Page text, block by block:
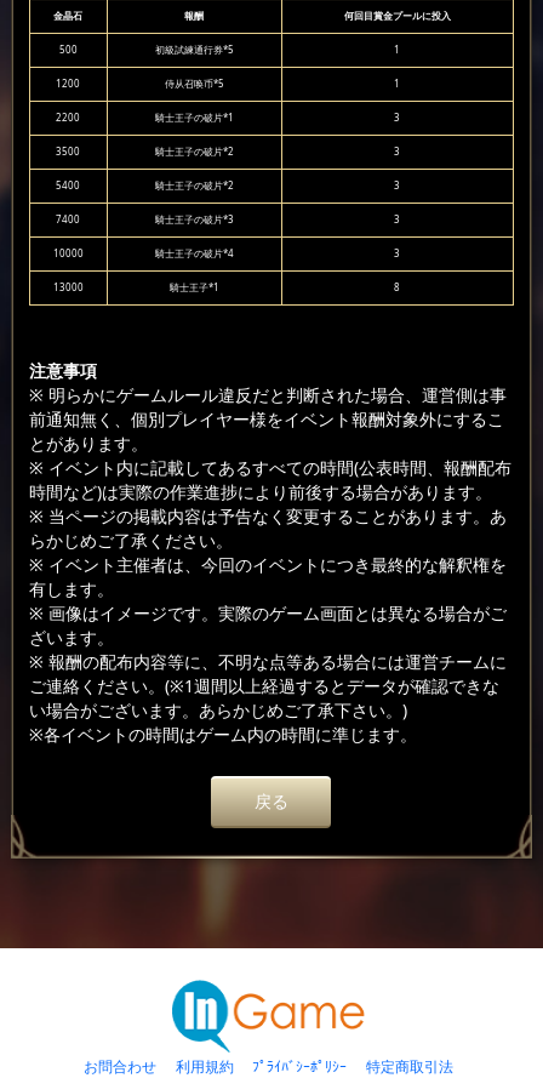
金晶石 報酬 何回目賞金プールに投入
500 初級試練通行券*5 1
1200 侍从召唤币*5 1
2200 騎士王子の破片*1 3
3500 騎士王子の破片*2 3
5400 騎士王子の破片*2 3
7400 騎士王子の破片*3 3
10000 騎士王子の破片*4 3
13000 騎士王子*1 8
注意事項
※ 明らかにゲームルール違反だと判断された場合、運営側は事
前通知無く、個別プレイヤー様をイベント報酬対象外にするこ
とがあります。
※ イベント内に記載してあるすべての時間(公表時間、報酬配布
時間など)は実際の作業進捗により前後する場合があります。
※ 当ページの掲載内容は予告なく変更することがあります。あ
らかじめご了承ください。
※ イベント主催者は、今回のイベントにつき最終的な解釈権を
有します。
※ 画像はイメージです。実際のゲーム画面とは異なる場合がご
ざいます。
※ 報酬の配布内容等に、不明な点等ある場合には運営チームに
ご連絡ください。(※1週間以上経過するとデータが確認できな
い場合がございます。あらかじめご了承下さい。)
※各イベントの時間はゲーム内の時間に準じます。
戻る
お問合わせ 利用規約 ﾌﾟﾗｲﾊﾞｼｰﾎﾟﾘｼｰ 特定商取引法